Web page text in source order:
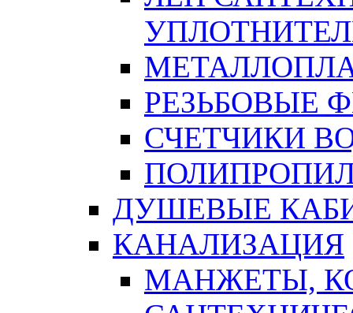
РЕЗЬБОВЫЕ
СЧЕТЧИКИ
ДУШЕВЫЕ
КАНАЛИЗАЦИЯ
МАНЖЕТЫ,